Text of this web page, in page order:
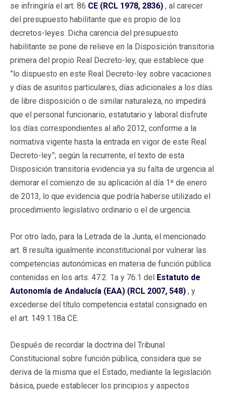
se infringiría el art. 86 CE (RCL 1978, 2836) , al carecer
del presupuesto habilitante que es propio de los
decretos-leyes. Dicha carencia del presupuesto
habilitante se pone de relieve en la Disposición transitoria
primera del propio Real Decreto-ley, que establece que
”lo dispuesto en este Real Decreto-ley sobre vacaciones
y días de asuntos particulares, días adicionales a los días
de libre disposición o de similar naturaleza, no impedirá
que el personal funcionario, estatutario y laboral disfrute
los días correspondientes al año 2012, conforme a la
normativa vigente hasta la entrada en vigor de este Real
Decreto-ley”; según la recurrente, el texto de esta
Disposición transitoria evidencia ya su falta de urgencia al
demorar el comienzo de su aplicación al día 1º de enero
de 2013, lo que evidencia que podría haberse utilizado el
procedimiento legislativo ordinario o el de urgencia.
Por otro lado, para la Letrada de la Junta, el mencionado
art. 8 resulta igualmente inconstitucional por vulnerar las
competencias autonómicas en materia de función pública
contenidas en los arts. 47.2. 1a y 76.1 del Estatuto de
Autonomía de Andalucía (EAA) (RCL 2007, 548) , y
excederse del título competencia estatal consignado en
el art. 149.1.18a CE.
Después de recordar la doctrina del Tribunal
Constitucional sobre función pública, considera que se
deriva de la misma que el Estado, mediante la legislación
básica, puede establecer los principios y aspectos